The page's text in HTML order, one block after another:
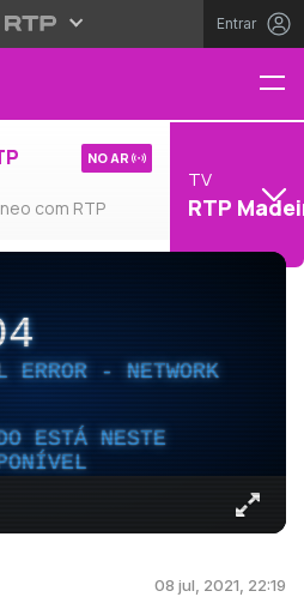
Entrar
com RTP
NO AR
TV
RTP
- NETWORK
ESTÁ NESTE
08 jul, 2021, 22:19